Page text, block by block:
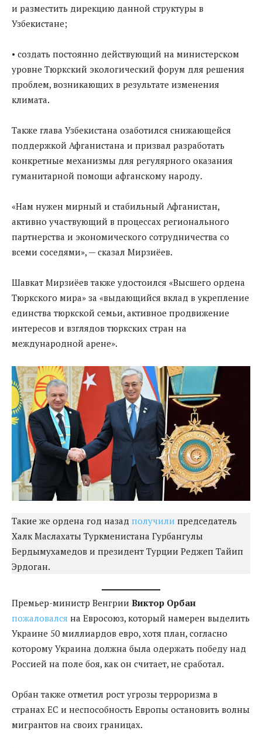
и разместить дирекцию данной структуры в
Узбекистане;
• создать постоянно действующий на министерском
уровне Тюркский экологический форум для решения
проблем, возникающих в результате изменения
климата.
Также глава Узбекистана озаботился снижающейся
поддержкой Афганистана и призвал разработать
конкретные механизмы для регулярного оказания
гуманитарной помощи афганскому народу.
«Нам нужен мирный и стабильный Афганистан,
активно участвующий в процессах регионального
партнерства и экономического сотрудничества со
всеми соседями», — сказал Мирзиёев.
Шавкат Мирзиёев также удостоился «Высшего ордена
Тюркского мира» за «выдающийся вклад в укрепление
единства тюркской семьи, активное продвижение
интересов и взглядов тюркских стран на
международной арене».
Такие же ордена год назад получили председатель
Халк Маслахаты Туркменистана Гурбангулы
Бердымухамедов и президент Турции Реджеп Тайип
Эрдоган.
Премьер-министр Венгрии Виктор Орбан
пожаловался на Евросоюз, который намерен выделить
Украине 50 миллиардов евро, хотя план, согласно
которому Украина должна была одержать победу над
Россией на поле боя, как он считает, не сработал.
Орбан также отметил рост угрозы терроризма в
странах ЕС и неспособность Европы остановить волны
мигрантов на своих границах.